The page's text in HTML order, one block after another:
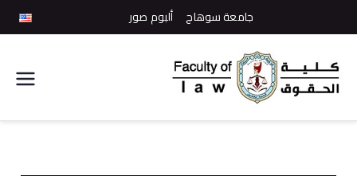
جامعة سوهاج ألبوم صور
الحقوق